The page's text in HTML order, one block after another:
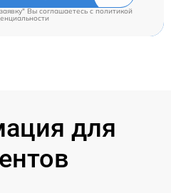
Вы соглашаетесь cполитикой
для